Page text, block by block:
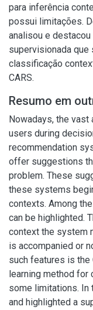
para inferência
possui limitações.
analisou e
supervisionada que
classificação
CARS.
Resumo em
Nowadays, the vast
users during
recommendation
offer suggestions
problem. These
these systems
contexts. Among
can be highlighted.
context the system
is accompanied or
such features is the
learning method for
some limitations. In
and highlighted a